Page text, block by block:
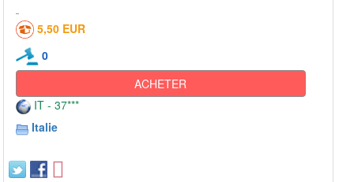
5,50 EUR
0
ACHETER
IT - 37***
Italie